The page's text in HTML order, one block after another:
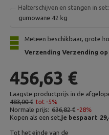
Halterschijven en stangen in set:
gumowane 42 kg
Meteen beschikbaar, grote
Verzending Verzending op
456,63 €
Laagste productprijs in de
483,00 € tot -5%
Normale prijs: 636,82 € -28%
Kopen als een set,je bespaart
Tot het einde van de